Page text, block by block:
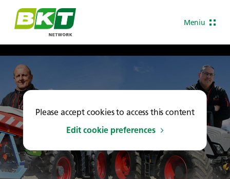
Meniu
Please accept cookies to access this content
Edit cookie preferences